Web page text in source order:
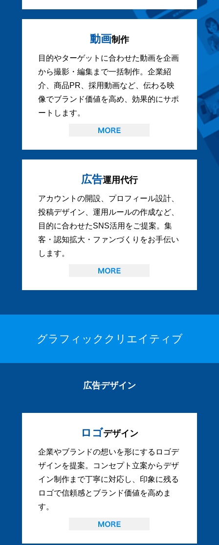
動画制作
目的やターゲットに合わせた動画を企画
から撮影・編集まで一括制作。企業紹
介、商品PR、採用動画など、伝わる映
像でブランド価値を高め、効果的にサポ
ートします。
広告運用代行
アカウントの開設、プロフィール設計、
投稿デザイン、運用ルールの作成など、
目的に合わせたSNS活用をご提案。集
客・認知拡大・ファンづくりをお手伝い
します。
グラフィッククリエイティブ
広告デザイン
ロゴデザイン
企業やブランドの想いを形にするロゴデ
ザインを提案。コンセプト立案からデザ
イン制作まで丁寧に対応し、印象に残る
ロゴで信頼感とブランド価値を高めま
す。